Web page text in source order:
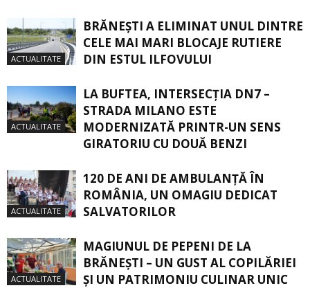
ACTUALITATE
BRĂNEȘTI A ELIMINAT UNUL DINTRE
CELE MAI MARI BLOCAJE RUTIERE
DIN ESTUL ILFOVULUI
ACTUALITATE
LA BUFTEA, INTERSECŢIA DN7 –
STRADA MILANO ESTE
MODERNIZATĂ PRINTR-UN SENS
GIRATORIU CU DOUĂ BENZI
ACTUALITATE
120 DE ANI DE AMBULANȚĂ ÎN
ROMÂNIA, UN OMAGIU DEDICAT
SALVATORILOR
ACTUALITATE
MAGIUNUL DE PEPENI DE LA
BRĂNEŞTI – UN GUST AL COPILĂRIEI
ŞI UN PATRIMONIU CULINAR UNIC